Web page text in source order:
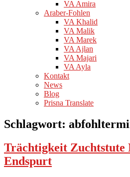
VA Amira
Araber-Fohlen
VA Khalid
VA Malik
VA Marek
VA Ajlan
VA Majari
VA Ayla
Kontakt
News
Blog
Prisna Translate
Schlagwort:
Trächtigkeit Zuchtstute
Endspurt